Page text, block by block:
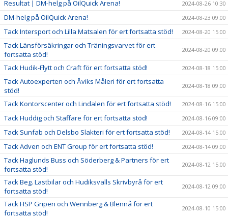
Resultat | DM-helg på OilQuick Arena! 2024-08-26 10:30
DM-helg på OilQuick Arena! 2024-08-23 09:00
Tack Intersport och Lilla Matsalen för ert fortsatta stöd! 2024-08-20 15:00
Tack Länsförsäkringar och Träningsvarvet för ert
fortsatta stöd!
2024-08-20 09:00
Tack Hudik-Flytt och Craft för ert fortsatta stöd! 2024-08-18 15:00
Tack Autoexperten och Åviks Måleri för ert fortsatta
stöd!
2024-08-18 09:00
Tack Kontorscenter och Lindalen för ert fortsatta stöd! 2024-08-16 15:00
Tack Huddig och Staffare för ert fortsatta stöd! 2024-08-16 09:00
Tack Sunfab och Delsbo Slakteri för ert fortsatta stöd! 2024-08-14 15:00
Tack Adven och ENT Group för ert fortsatta stöd! 2024-08-14 09:00
Tack Haglunds Buss och Söderberg & Partners för ert
fortsatta stöd!
2024-08-12 15:00
Tack Beg. Lastbilar och Hudiksvalls Skrivbyrå för ert
fortsatta stöd!
2024-08-12 09:00
Tack HSP Gripen och Wennberg & Blennå för ert
fortsatta stöd!
2024-08-10 15:00